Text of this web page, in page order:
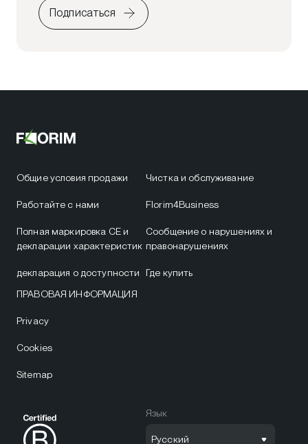
Подписаться
Общие условия продажи
Работайте с нами
Полная маркировка CE и
декларации характеристик
декларация о доступности
Чистка и обслуживание
Florim4Business
Сообщение о нарушениях и
правонарушениях
Где купить
ПРАВОВАЯ ИНФОРМАЦИЯ
Privacy
Cookies
Sitemap
Язык
Русский